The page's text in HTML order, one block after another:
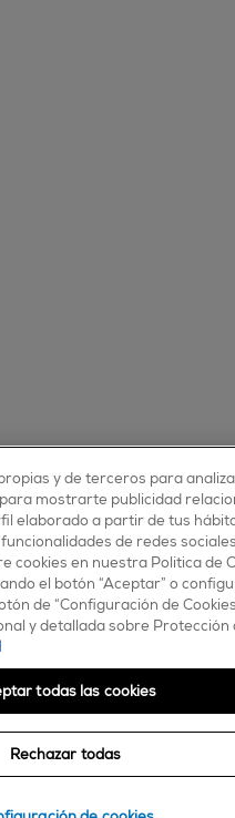
y de terceros para
mostrarte publicidad
elaborado a partir de tus
de redes
cookies en nuestra Política de
el botón “Aceptar” o
de “Configuración de
y detallada sobre Protección
Rechazar todas
todas las cookies